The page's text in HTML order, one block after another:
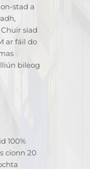
stad a
siad
ar fáil do
bileog
100%
cionn 20